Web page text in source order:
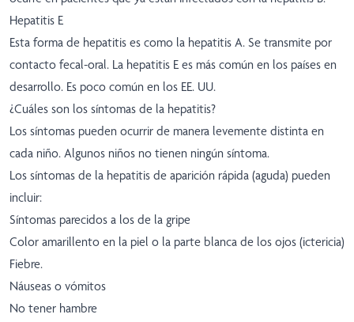
Hepatitis E
Esta forma de hepatitis es como la hepatitis A. Se transmite por
contacto fecal-oral. La hepatitis E es más común en los países en
desarrollo. Es poco común en los EE. UU.
¿Cuáles son los síntomas de la hepatitis?
Los síntomas pueden ocurrir de manera levemente distinta en
cada niño. Algunos niños no tienen ningún síntoma.
Los síntomas de la hepatitis de aparición rápida (aguda) pueden
incluir:
Síntomas parecidos a los de la gripe
Color amarillento en la piel o la parte blanca de los ojos (ictericia)
Fiebre.
Náuseas o vómitos
No tener hambre